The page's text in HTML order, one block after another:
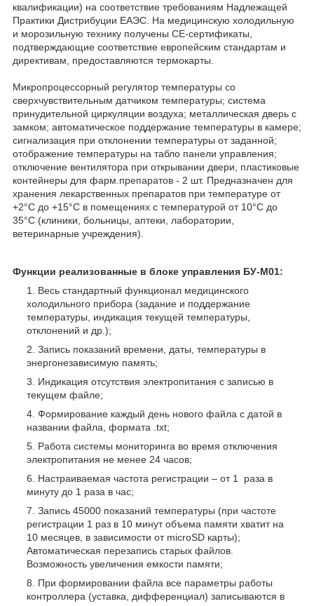
квалификации) на соответствие требованиям Надлежащей
Практики Дистрибуции ЕАЭС. На медицинскую холодильную
и морозильную технику получены СЕ-сертификаты,
подтверждающие соответствие европейским стандартам и
директивам, предоставляются термокарты.
Микропроцессорный регулятор температуры со
сверхчувствительным датчиком температуры; система
принудительной циркуляции воздуха; металлическая дверь с
замком; автоматическое поддержание температуры в камере;
сигнализация при отклонении температуры от заданной;
отображение температуры на табло панели управления;
отключение вентилятора при открывании двери, пластиковые
контейнеры для фарм.препаратов - 2 шт. Предназначен для
хранения лекарственных препаратов при температуре от
+2°С до +15°С в помещениях с температурой от 10°С до
35°С (клиники, больницы, аптеки, лаборатории,
ветеринарные учреждения).
Функции реализованные в блоке управления БУ-М01:
Весь стандартный функционал медицинского
холодильного прибора (задание и поддержание
температуры, индикация текущей температуры,
отклонений и др.);
Запись показаний времени, даты, температуры в
энергонезависимую память;
Индикация отсутствия электропитания с записью в
текущем файле;
Формирование каждый день нового файла с датой в
названии файла, формата .txt;
Работа системы мониторинга во время отключения
электропитания не менее 24 часов;
Настраиваемая частота регистрации – от 1 раза в
минуту до 1 раза в час;
Запись 45000 показаний температуры (при частоте
регистрации 1 раз в 10 минут объема памяти хватит на
10 месяцев, в зависимости от microSD карты);
Автоматическая перезапись старых файлов.
Возможность увеличения емкости памяти;
При формировании файла все параметры работы
контроллера (уставка, дифференциал) записываются в